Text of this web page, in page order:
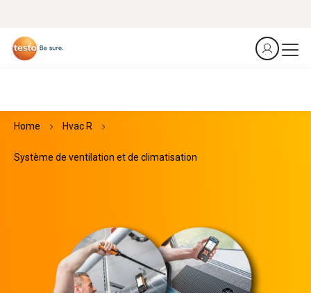
Home Hvac R
Système de ventilation et de climatisation